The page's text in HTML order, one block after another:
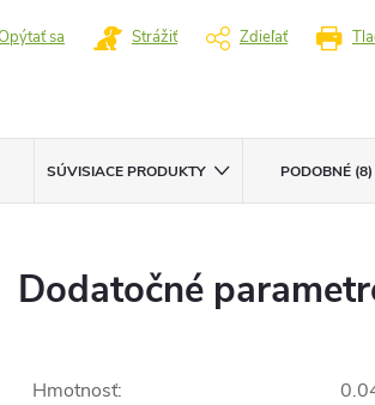
sa Strážiť Zdieľať
SÚVISIACE PRODUKTY PODOBNÉ (8)
Dodatočné
Hmotnosť: